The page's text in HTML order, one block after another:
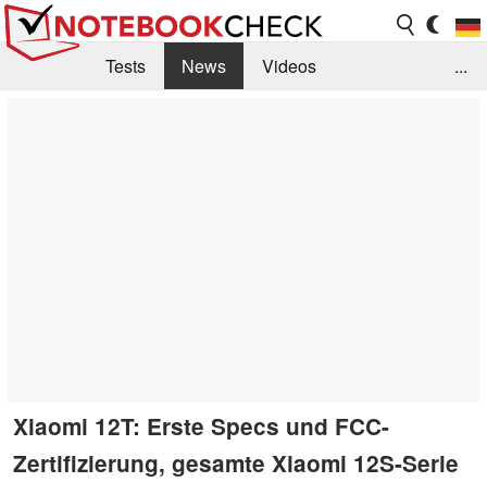
Tests News
Videos
...
Xiaomi 12T: Erste Specs und FCC-
Zertifizierung, gesamte Xiaomi 12S-Serie